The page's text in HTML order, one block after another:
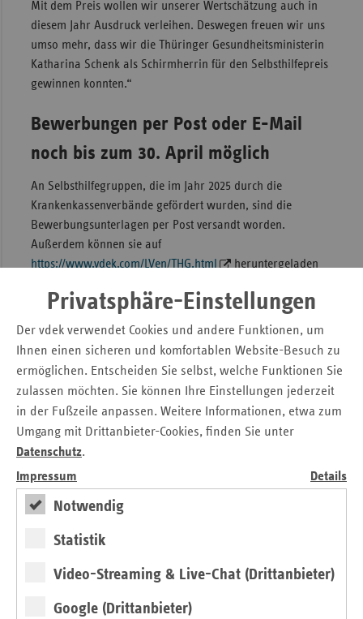
Privatsphäre-Einstellungen
Der vdek verwendet Cookies und andere Funktionen, um
Ihnen einen sicheren und komfortablen Website-Besuch zu
ermöglichen. Entscheiden Sie selbst, welche Funktionen Sie
zulassen möchten. Sie können Ihre Einstellungen jederzeit
in der Fußzeile anpassen. Weitere Informationen, etwa zum
Umgang mit Drittanbieter-Cookies, finden Sie unter
Datenschutz.
Impressum
Details
Notwendig
Statistik
Video-Streaming & Live-Chat (Drittanbieter)
Google (Drittanbieter)
Mit dem Preis wollen wir unserer Wertschätzung auch in
diesem Jahr Ausdruck verleihen. Deswegen freuen wir uns
umso mehr, dass wir die Thüringer Gesundheitsministerin
Katharina Schenk als Schirmherrin für den Selbsthilfepreis
gewinnen konnten.“
Bewerbungen per Post oder E-Mail
noch bis zum 30. April möglich
An Selbsthilfegruppen, die im Jahr 2025 durch die
Krankenkassenverbände gefördert wurden, sind die
Bewerbungsunterlagen per Post versandt worden.
Außerdem können sie auf
https://www.vdek.com/LVen/THG.html
heruntergeladen
Noch bis zum 30. April können die Bewerbungen entweder
postalisch oder per E-Mail an den Verband der
Ersatzkassen (vdek) e. V. gesendet werden:
Verband der Ersatzkassen e. V. (vdek)
Lucas-Cranach-Platz 2 - 99099 Erfurt
E-Mail:selbsthilfepreis-thueringen@vdek.com
Preisverleihung am 29. September
2026 in Erfurt
Im Anschluss tagt eine fachkundig besetzte Jury und wählt
auf der festlichen Preisverleihung am 29. September in
Erfurt ausgezeichnet werden. Insgesamt wird ein Preisgeld